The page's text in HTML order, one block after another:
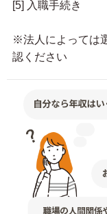
[5] 入職手続き
※法人によっては
認ください